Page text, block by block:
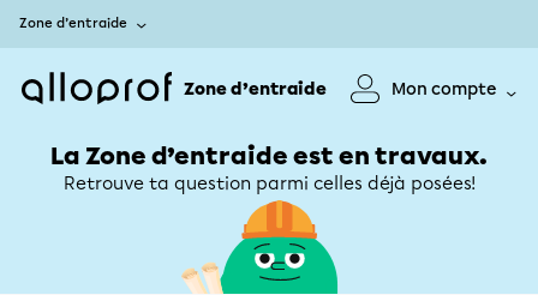
Zone d’entraide
Zone d’entraide Mon compte
La Zone d’entraide est en travaux.
Retrouve ta question parmi celles déjà posées!